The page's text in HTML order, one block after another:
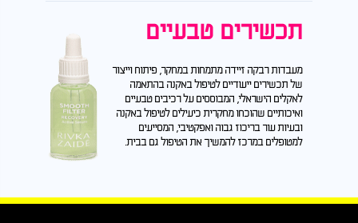
תכשירים טבעיים
מעבדות רבקה זיידה מתמחות במחקר, פיתוח וייצור
של תכשירים ייעודיים לטיפול באקנה בהתאמה
לאקלים הישראלי, המבוססים על רכיבים טבעיים
ואיכותיים שהוכחו מחקרית כיעילים לטיפול באקנה
ובעיות עור בריכוז גבוה ואפקטיבי, המסייעים
למטופלים במרכז להמשיך את הטיפול גם בבית.